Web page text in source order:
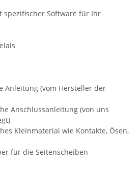
spezifischer Software für Ihr
Anleitung (vom Hersteller der
Anschlussanleitung (von uns
Kleinmaterial wie Kontakte, Ösen,
für die Seitenscheiben